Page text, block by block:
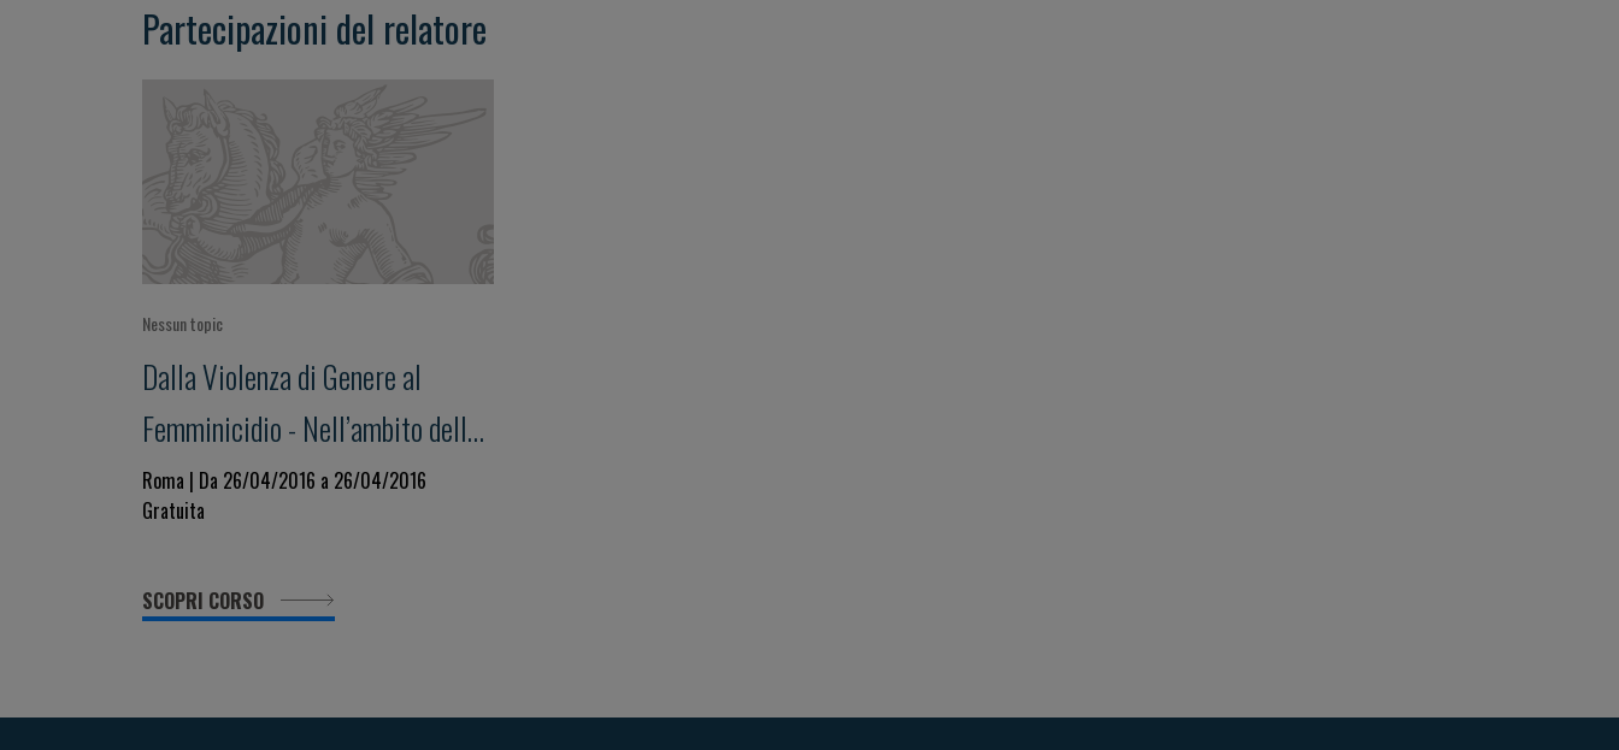
Partecipazioni del relatore
Nessun topic
Dalla Violenza di Genere al
Femminicidio - Nell’ambito della
Prima Giornata Nazionale per la
Salute della Donna indetta dal
Ministero della Salute
Roma | Da 26/04/2016 a 26/04/2016
Gratuita
SCOPRI CORSO